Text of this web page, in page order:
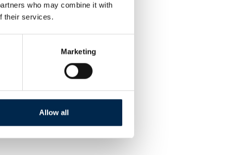
who may combine it with
their services.
Marketing
Allow all
til Spirit of